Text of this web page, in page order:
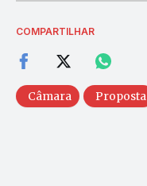
COMPARTILHAR
Câmara Proposta